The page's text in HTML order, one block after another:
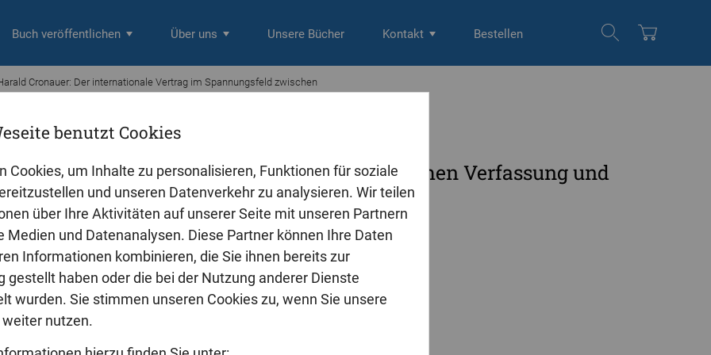
benutzt Cookies
Cookies, um Inhalte zu personalisieren, Funktionen für soziale
und unseren Datenverkehr zu analysieren. Wir teilen
über Ihre Aktivitäten auf unserer Seite mit unseren Partnern
Medien und Datenanalysen. Diese Partner können Ihre Daten
Informationen kombinieren, die Sie ihnen bereits zur
gestellt haben oder die bei der Nutzung anderer Dienste
wurden. Sie stimmen unseren Cookies zu, wenn Sie unsere
nutzen.
Buch veröffentlichen Über uns Unsere Bücher Kontakt Bestellen
Cronauer: Der internationale Vertrag im Spannungsfeld zwischen
Vertrag im Spannungsfeld zwischen Verfassung und